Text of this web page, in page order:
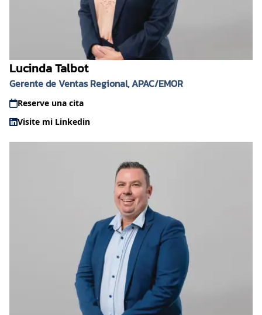
Lucinda Talbot
Gerente de Ventas Regional, APAC/EMOR
Reserve una cita
Visite mi Linkedin